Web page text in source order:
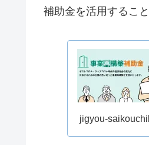
補助金を活用するこ
jigyou-